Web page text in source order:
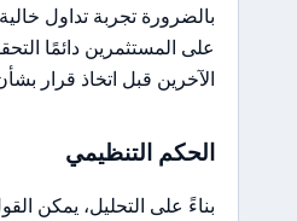
بالضرورة تجربة تداول
على المستثمرين دائمًا
الآخرين قبل اتخاذ قرار
الحكم التنظيمي
بناءً على التحليل، يمكن